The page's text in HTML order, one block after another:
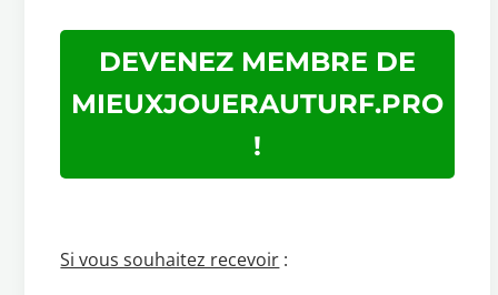
DEVENEZ MEMBRE DE
MIEUXJOUERAUTURF.PRO
!
Si vous souhaitez recevoir :